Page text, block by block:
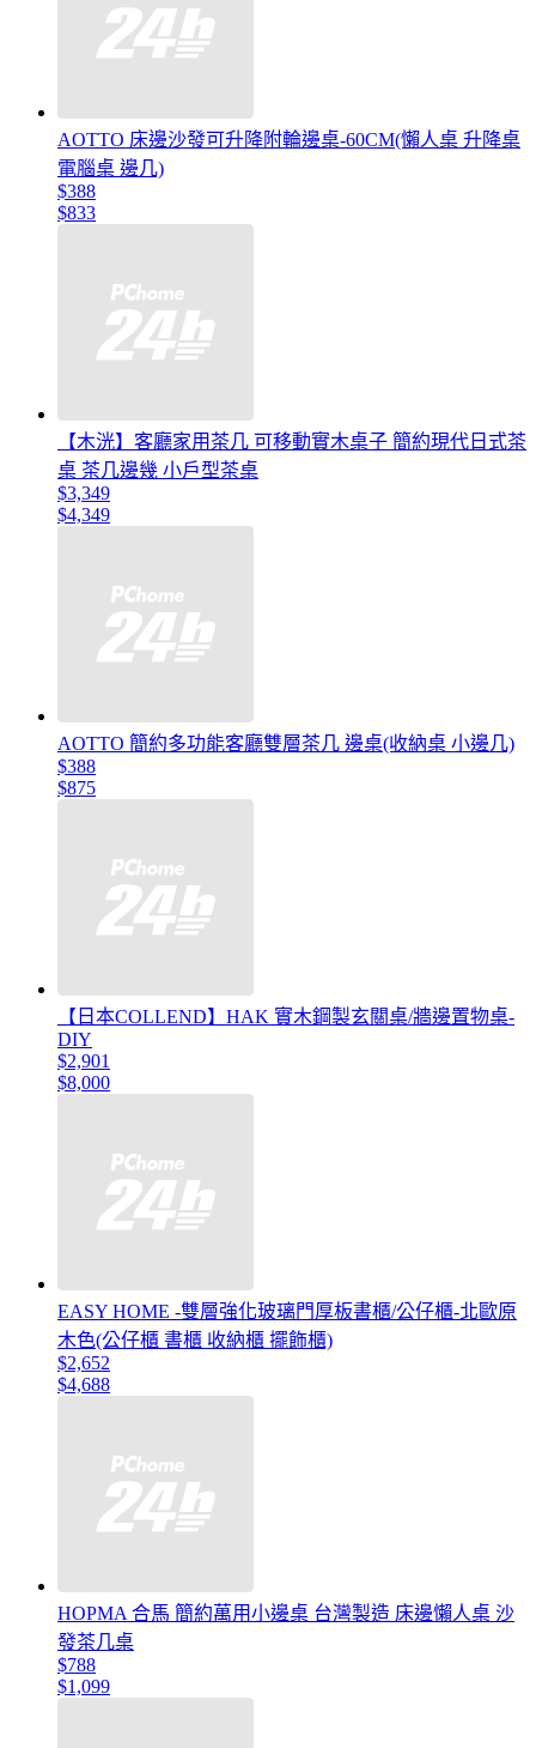
AOTTO 床邊沙發可升降附輪邊桌-60CM(懶人桌 升降桌
電腦桌 邊几)
$388
$833
【木洸】客廳家用茶几 可移動實木桌子 簡約現代日式茶
桌 茶几邊幾 小戶型茶桌
$3,349
$4,349
AOTTO 簡約多功能客廳雙層茶几 邊桌(收納桌 小邊几)
$388
$875
【日本COLLEND】HAK 實木鋼製玄關桌/牆邊置物桌-
DIY
$2,901
$8,000
EASY HOME -雙層強化玻璃門厚板書櫃/公仔櫃-北歐原
木色(公仔櫃 書櫃 收納櫃 擺飾櫃)
$2,652
$4,688
HOPMA 合馬 簡約萬用小邊桌 台灣製造 床邊懶人桌 沙
發茶几桌
$788
$1,099